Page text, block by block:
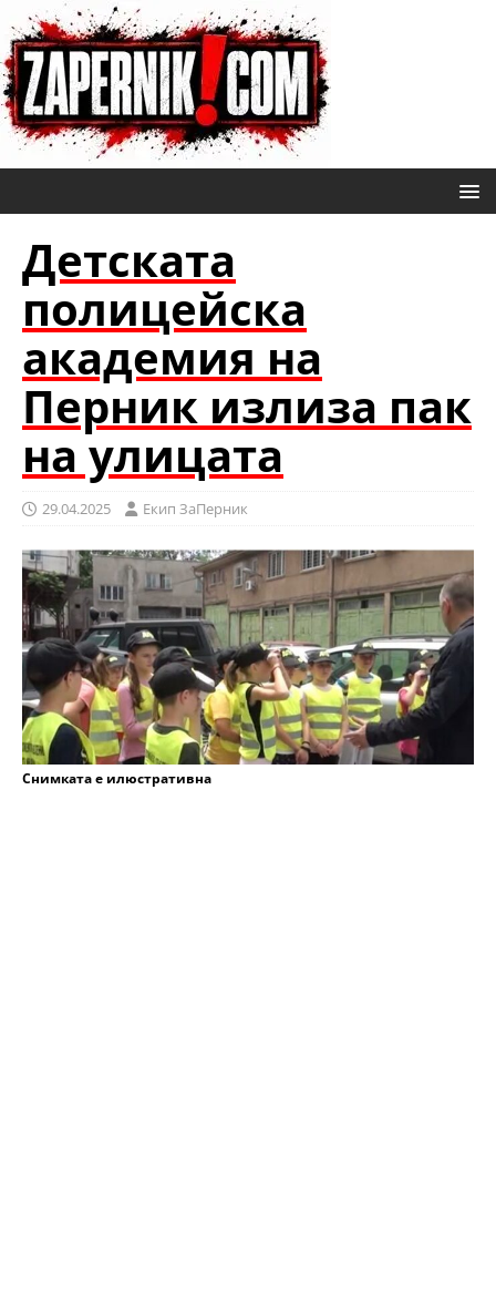
Детската
полицейска
академия на
Перник излиза пак
на улицата
29.04.2025 Eкип ЗаПерник
Снимката е илюстративна